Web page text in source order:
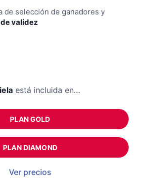
de selección de ganadores y
validez
está incluida en…
PLAN GOLD
PLAN DIAMOND
Ver precios